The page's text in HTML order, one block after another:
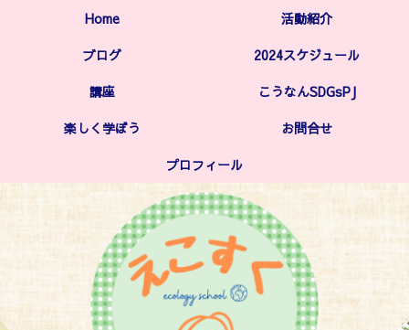
Home
活動紹介
ブログ
2024スケジュール
講座
こうなんSDGsPJ
楽しく学ぼう
お問合せ
プロフィール